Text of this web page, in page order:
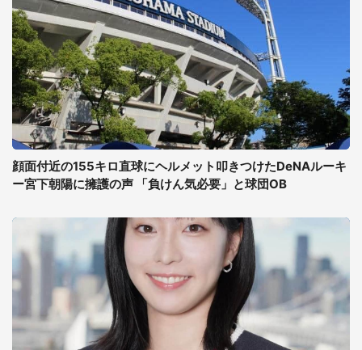
顔面付近の155キロ直球にヘルメット叩きつけたDeNAルーキ
ー宮下朝陽に擁護の声 「負けん気必要」と球団OB